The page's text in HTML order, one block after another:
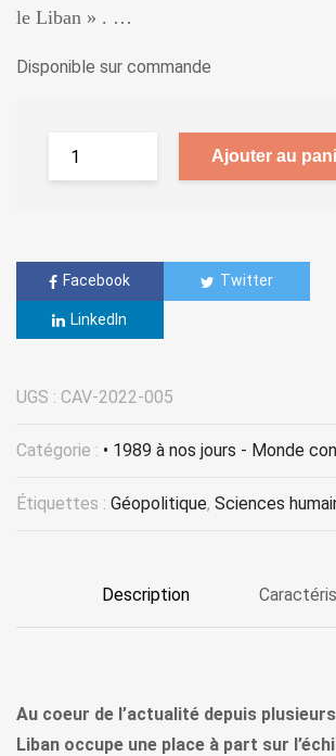
le Liban » . …
Disponible sur commande
Ajouter au
Facebook Twitter
LinkedIn
UGS : CAV-2022-005
Catégorie : • 1989 à nos jours - Monde
Étiquettes : Géopolitique, Sciences
Description
Au coeur de l’actualité depuis
Liban occupe une place à part sur